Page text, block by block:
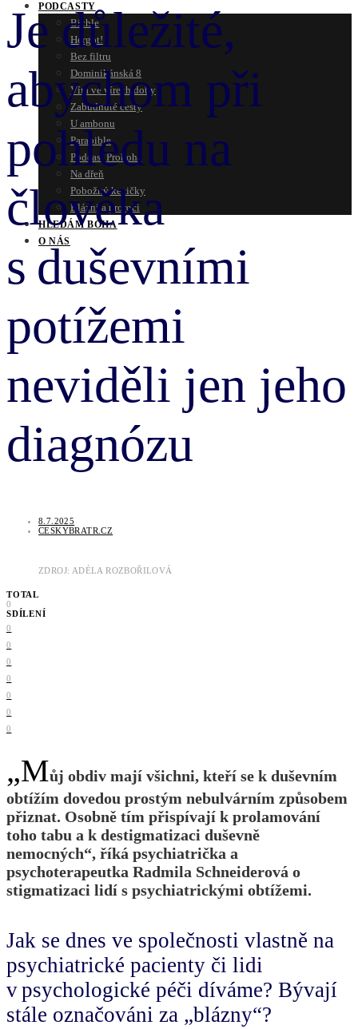
PODCASTY
Bichle
Hergot!
Bez filtru
Dominikánská 8
Víra ve vírech doby
Zabudnuté cesty
U ambonu
Parabible
Podcast Proboha
Na dřeň
Pobožný kecičky
Blázni a proroci
HLEDÁM BOHA
O NÁS
Je důležité,
abychom při
pohledu na
člověka
s duševními
potížemi
neviděli jen jeho
diagnózu
8.7.2025
CESKYBRATR.CZ
ZDROJ: ADÉLA ROZBOŘILOVÁ
TOTAL
0
SDÍLENÍ
0
0
0
0
0
0
0
„Můj obdiv mají všichni, kteří se k duševním
obtížím dovedou prostým nebulvárním způsobem
přiznat. Osobně tím přispívají k prolamování
toho tabu a k destigmatizaci duševně
nemocných“, říká psychiatrička a
psychoterapeutka Radmila Schneiderová o
stigmatizaci lidí s psychiatrickými obtížemi.
Jak se dnes ve společnosti vlastně na
psychiatrické pacienty či lidi
v psychologické péči díváme? Bývají
stále označováni za „blázny“?